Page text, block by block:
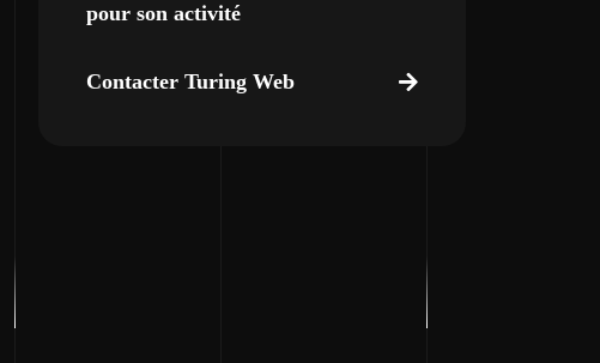
pour son activité
Contacter Turing Web